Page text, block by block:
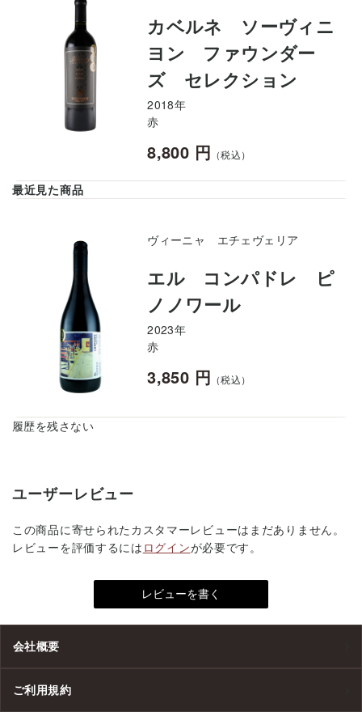
カベルネ ソーヴィニ
ヨン ファウンダー
ズ セレクション
2018年
赤
8,800 円 （税込）
最近見た商品
ヴィーニャ エチェヴェリア
エル コンパドレ ピ
ノノワール
2023年
赤
3,850 円 （税込）
履歴を残さない
ユーザーレビュー
この商品に寄せられたカスタマーレビューはまだありません。
レビューを評価するには ログインが必要です。
会社概要
ご利用規約